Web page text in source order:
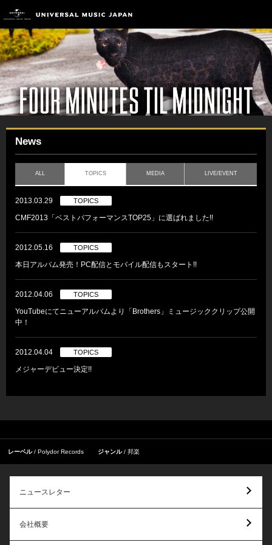
News
ALL TOPICS MEDIA LIVE/EVENT
2013.03.29 TOPICS
CMF2013「ベストパフォーマンスTOP25」に選ばれました!!
2012.05.16 TOPICS
本日アルバム発売！PC配信とモバイル配信もスタート!!
2012.04.06 TOPICS
YouTubeにてニューアルバムより「Brothers」ミュージッククリップ公開
中！
2012.04.04 TOPICS
メジャーデビュー決定!!
レーベル Polydor Records ジャンル 邦楽
ニュースレター
会社概要